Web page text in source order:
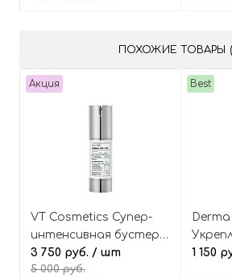
ПОХОЖИЕ ТОВАРЫ
Акция
VT Cosmetics Супер-
интенсивная бустер-
сыворотка с
микроиглами
3 750 руб. / шт
5 000 руб.
Best
1 150